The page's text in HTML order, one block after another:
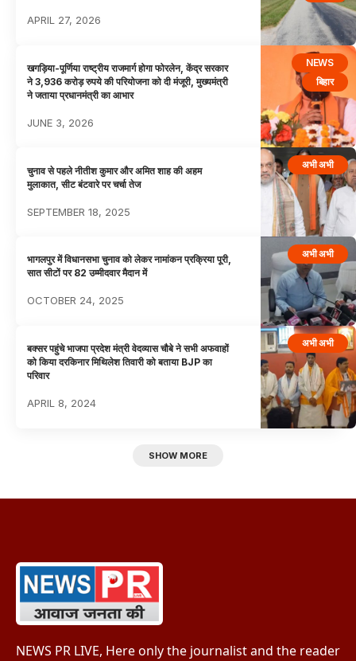
APRIL 27, 2026
NEWS
बिहार
खगड़िया-पूर्णिया राष्ट्रीय राजमार्ग होगा फोरलेन, केंद्र सरकार
ने 3,936 करोड़ रुपये की परियोजना को दी मंजूरी, मुख्यमंत्री
ने जताया प्रधानमंत्री का आभार
JUNE 3, 2026
अभी अभी
चुनाव से पहले नीतीश कुमार और अमित शाह की अहम
मुलाकात, सीट बंटवारे पर चर्चा तेज
SEPTEMBER 18, 2025
अभी अभी
भागलपुर में विधानसभा चुनाव को लेकर नामांकन प्रक्रिया पूरी,
सात सीटों पर 82 उम्मीदवार मैदान में
OCTOBER 24, 2025
अभी अभी
बक्सर पहुंचे भाजपा प्रदेश मंत्री वेदव्यास चौबे ने सभी अफवाहों
को किया दरकिनार मिथिलेश तिवारी को बताया BJP का
परिवार
APRIL 8, 2024
SHOW MORE
NEWS PR LIVE, Here only the journalist and the reader